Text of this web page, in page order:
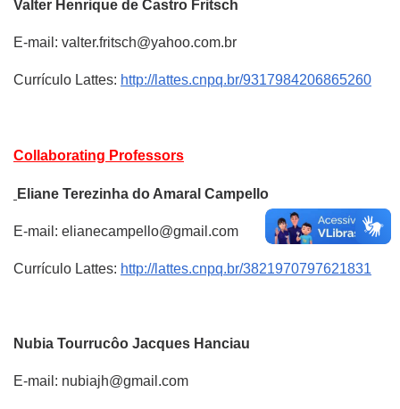
Valter Henrique de Castro Fritsch
E-mail: valter.fritsch@yahoo.com.br
Currículo Lattes: http://lattes.cnpq.br/9317984206865260
Collaborating Professors
Eliane Terezinha do Amaral Campello
E-mail: elianecampello@gmail.com
Currículo Lattes: http://lattes.cnpq.br/3821970797621831
Nubia Tourrucôo Jacques Hanciau
E-mail: nubiajh@gmail.com